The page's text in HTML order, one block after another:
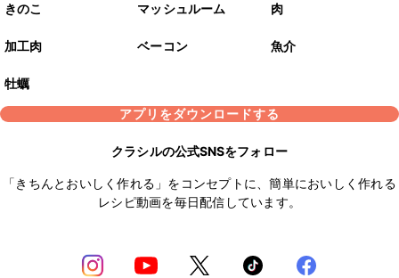
きのこ マッシュルーム 肉
加工肉 ベーコン 魚介
牡蠣
アプリをダウンロードする
クラシルの公式SNSをフォロー
「きちんとおいしく作れる」をコンセプトに、簡単においしく作れる
レシピ動画を毎日配信しています。